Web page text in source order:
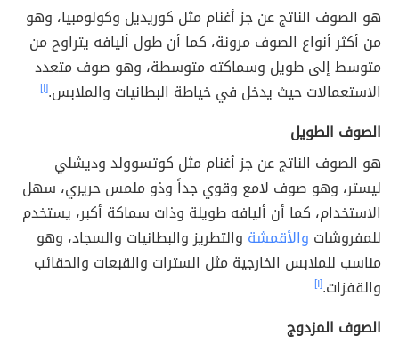
هو الصوف الناتج عن جز أغنام مثل كوريديل وكولومبيا، وهو
من أكثر أنواع الصوف مرونة، كما أن طول أليافه يتراوح من
متوسط إلى طويل وسماكته متوسطة، وهو صوف متعدد
الاستعمالات حيث يدخل في خياطة البطانيات والملابس.[١]
الصوف الطويل
هو الصوف الناتج عن جز أغنام مثل كوتسوولد وديشلي
ليستر، وهو صوف لامع وقوي جداً وذو ملمس حريري، سهل
الاستخدام، كما أن أليافه طويلة وذات سماكة أكبر، يستخدم
للمفروشات والأقمشة والتطريز والبطانيات والسجاد، وهو
مناسب للملابس الخارجية مثل السترات والقبعات والحقائب
والقفزات.[١]
الصوف المزدوج